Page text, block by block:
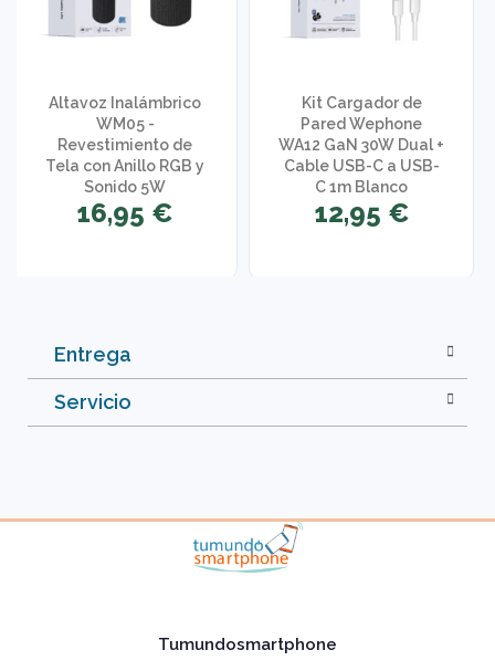
Altavoz Inalámbrico
WM05 -
Revestimiento de
Tela con Anillo RGB y
Sonido 5W
16,95 €
Kit Cargador de
Pared Wephone
WA12 GaN 30W Dual +
Cable USB-C a USB-
C 1m Blanco
12,95 €
Entrega
Servicio
Tumundosmartphone